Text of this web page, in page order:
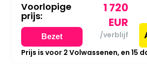
Voorlopige
prijs:
Bezet
1 720
EUR
/verblijf
Prijs is voor 2 Volwassenen, en 15